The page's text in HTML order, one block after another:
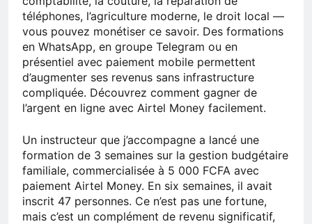
téléphones, l’agriculture moderne, le droit local —
vous pouvez monétiser ce savoir. Des formations
en WhatsApp, en groupe Telegram ou en
présentiel avec paiement mobile permettent
d’augmenter ses revenus sans infrastructure
compliquée. Découvrez comment gagner de
l’argent en ligne avec Airtel Money facilement.
Un instructeur que j’accompagne a lancé une
formation de 3 semaines sur la gestion budgétaire
familiale, commercialisée à 5 000 FCFA avec
paiement Airtel Money. En six semaines, il avait
inscrit 47 personnes. Ce n’est pas une fortune,
mais c’est un complément de revenu significatif,